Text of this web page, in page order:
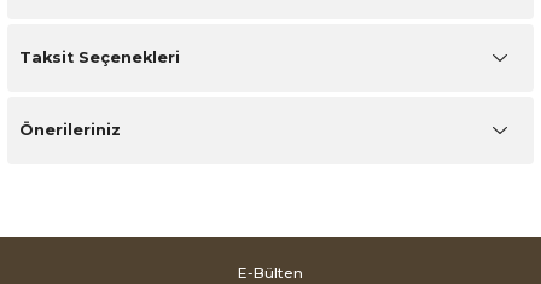
Taksit Seçenekleri
Önerileriniz
E-Bülten